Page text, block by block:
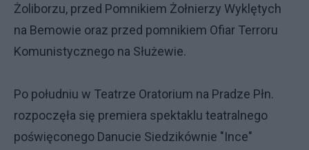
Żoliborzu, przed Pomnikiem Żołnierzy Wyklętych
na Bemowie oraz przed pomnikiem Ofiar Terroru
Komunistycznego na Służewie.
Po południu w Teatrze Oratorium na Pradze Płn.
rozpoczęła się premiera spektaklu teatralnego
poświęconego Danucie Siedzikównie "Ince"